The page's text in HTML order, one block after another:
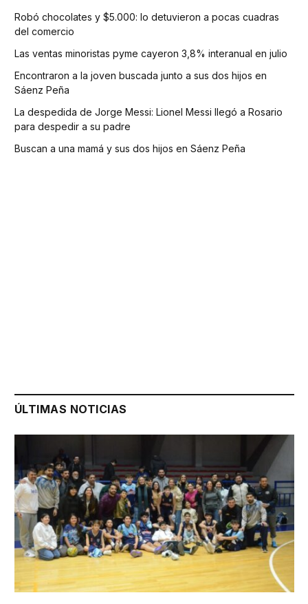
Robó chocolates y $5.000: lo detuvieron a pocas cuadras
del comercio
Las ventas minoristas pyme cayeron 3,8% interanual en julio
Encontraron a la joven buscada junto a sus dos hijos en
Sáenz Peña
La despedida de Jorge Messi: Lionel Messi llegó a Rosario
para despedir a su padre
Buscan a una mamá y sus dos hijos en Sáenz Peña
ÚLTIMAS NOTICIAS